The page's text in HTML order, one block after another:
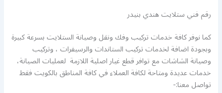
رقم فني ستلايت هندي بنيدر
كما نوفر كافة خدمات تركيب وفك ونقل وصيانة الستلايت بسرعة كبيرة
وبجودة اضافة لخدمات تركيب الستاندات والرسيفرات ، وتركيب
وصيانة الشاشات مع توافر قطع غيار اصلية اللازمة لعمليات الصيانة،
خدمات عديدة ومتاحة لكافة العملاء في كافة المناطق بالكويت فقط
تواصل معنا:-